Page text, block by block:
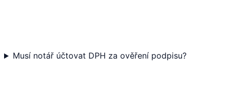
Musí notář účtovat DPH za ověření podpisu?